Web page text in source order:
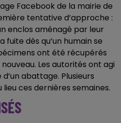
Facebook de la mairie de
tentative d’approche :
enclos aménagé par leur
dès qu’un humain se
ont été récupérés
Les autorités ont agi
abattage. Plusieurs
ces dernières semaines.